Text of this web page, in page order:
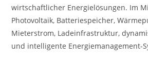
wirtschaftlicher Energielösungen. Im
Photovoltaik, Batteriespeicher,
Mieterstrom, Ladeinfrastruktur,
und intelligente Energiemanagement-